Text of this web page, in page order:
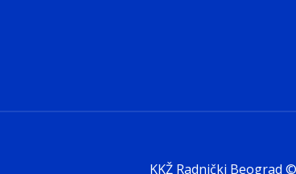
KKŽ Radnički Beograd